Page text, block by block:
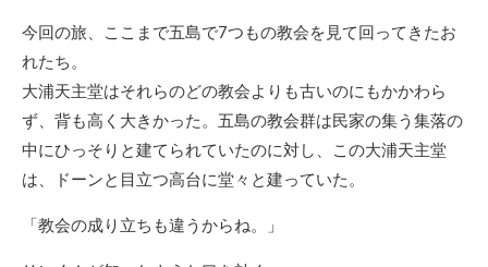
今回の旅、ここまで五島で7つもの教会を見て回ってきたお
れたち。
大浦天主堂はそれらのどの教会よりも古いのにもかかわら
ず、背も高く大きかった。五島の教会群は民家の集う集落の
中にひっそりと建てられていたのに対し、この大浦天主堂
は、ドーンと目立つ高台に堂々と建っていた。
「教会の成り立ちも違うからね。」